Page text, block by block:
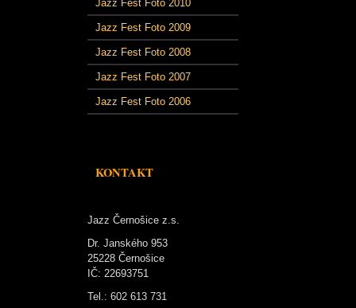
Jazz Fest Foto 2010
Jazz Fest Foto 2009
Jazz Fest Foto 2008
Jazz Fest Foto 2007
Jazz Fest Foto 2006
KONTAKT
Jazz Černošice z.s.
Dr. Janského 953
25228 Černošice
IČ: 22693751
Tel.: 602 613 731